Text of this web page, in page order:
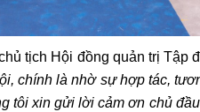
tịch Hội đồng quản trị Tập
chính là nhờ sự hợp tác,
tôi xin gửi lời cảm ơn chủ